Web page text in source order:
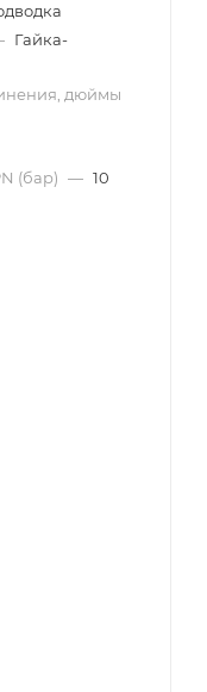
Гайка-
дюймы
(бар) — 10